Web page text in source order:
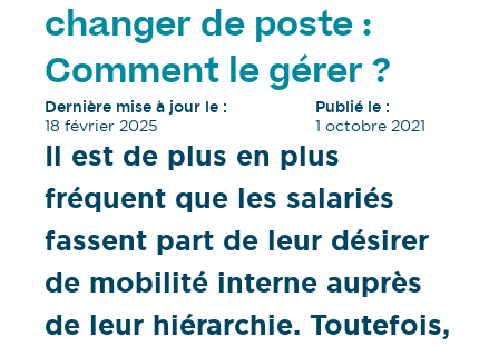
changer de poste :
Comment le gérer ?
Dernière mise à jour le :
18 février 2025
Publié le :
1 octobre 2021
Il est de plus en plus
fréquent que les salariés
fassent part de leur désirer
de mobilité interne auprès
de leur hiérarchie. Toutefois,